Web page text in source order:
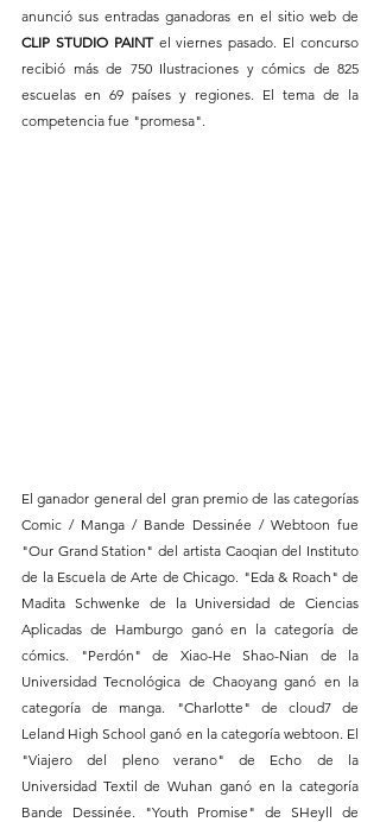
CLIP STUDIO PAINT el viernes pasado. El concurso
recibió más de 750 Ilustraciones y cómics de 825
escuelas en 69 países y regiones. El tema de la
competencia fue "promesa".
El ganador general del gran premio de las categorías
Comic / Manga / Bande Dessinée / Webtoon fue
"Our Grand Station" del artista Caoqian del Instituto
de la Escuela de Arte de Chicago. "Eda & Roach" de
Madita Schwenke de la Universidad de Ciencias
Aplicadas de Hamburgo ganó en la categoría de
cómics. "Perdón" de Xiao-He Shao-Nian de la
Universidad Tecnológica de Chaoyang ganó en la
categoría de manga. "Charlotte" de cloud7 de
Leland High School ganó en la categoría webtoon. El
"Viajero del pleno verano" de Echo de la
Universidad Textil de Wuhan ganó en la categoría
Bande Dessinée. "Youth Promise" de SHeyll de